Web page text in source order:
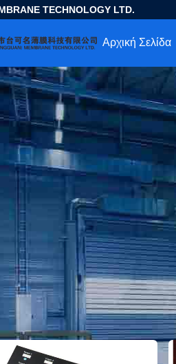
TECHNOLOGY LTD.
Αρχική Σελίδα